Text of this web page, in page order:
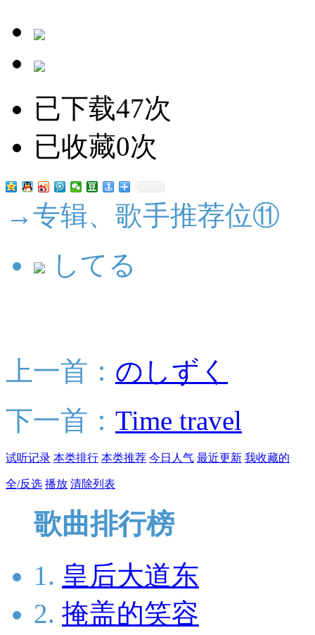
已下载47次
已收藏0次
→专辑、歌手推荐位⑪
してる
上一首： のしずく
下一首： Time travel
试听记录 本类排行 本类推荐 今日人气 最近更新 我收藏的
全/反选 播放 清除列表
歌曲排行榜
1. 皇后大道东
2. 掩盖的笑容